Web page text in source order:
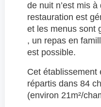
de nuit n’est mis
restauration est
et les menus sont
, un repas en
est possible.
Cet établissement
répartis dans 84
(environ 21m²/